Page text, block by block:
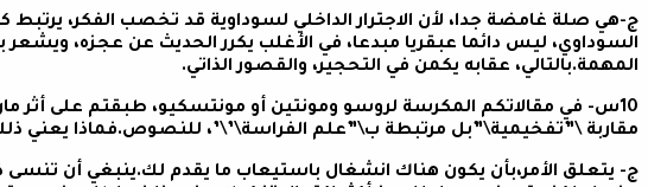
ج-هي صلة غامضة جدا، لأن الاجترار الداخلي لسوداوية قد تخصب الفكر،
السوداوي، ليس دائما عبقريا مبدعا، في الأغلب يكرر الحديث عن عجزه، ويشعر
المهمة.بالتالي، عقابه يكمن في التحجير، والقصور الذاتي.
10س- في مقالاتكم المكرسة لروسو ومونتين أو مونتسكيو، طبقتم على أثر
مقاربة \”تفخيمية\”بل مرتبطة ب\”علم الفراسة\’\’، للنصوص.فماذا يعني
ج- يتعلق الأمر،بأن يكون هناك انشغال باستيعاب ما يقدم لك.ينبغي أن